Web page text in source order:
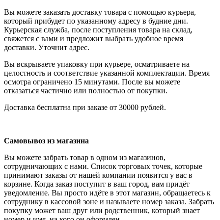
Вы можете заказать доставку товара с помощью курьера,
который прибудет по указанному адресу в будние дни.
Курьерская служба, после поступления товара на склад,
свяжется с вами и предложит выбрать удобное время
доставки. Уточнит адрес.
Вы вскрываете упаковку при курьере, осматриваете на
целостность и соответствие указанной комплектации. Время
осмотра ограничено 15 минутами. После вы можете
отказаться частично или полностью от покупки.
Доставка бесплатна при заказе от 30000 рублей.
Самовывоз из магазина
Вы можете забрать товар в одном из магазинов,
сотрудничающих с нами. Список торговых точек, которые
принимают заказы от нашей компании появится у вас в
корзине. Когда заказ поступит в ваш город, вам придёт
уведомление. Вы просто идёте в этот магазин, обращаетесь к
сотруднику в кассовой зоне и называете номер заказа. Забрать
покупку может ваш друг или родственник, который знает